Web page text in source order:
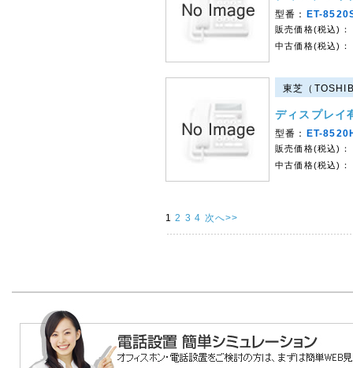
型番： ET-
販売価格(税込)：
中古価格(税込)：
東芝（
ディスプレイ
型番： ET-
販売価格(税込)：
中古価格(税込)：
1 2 3 4 次へ>>